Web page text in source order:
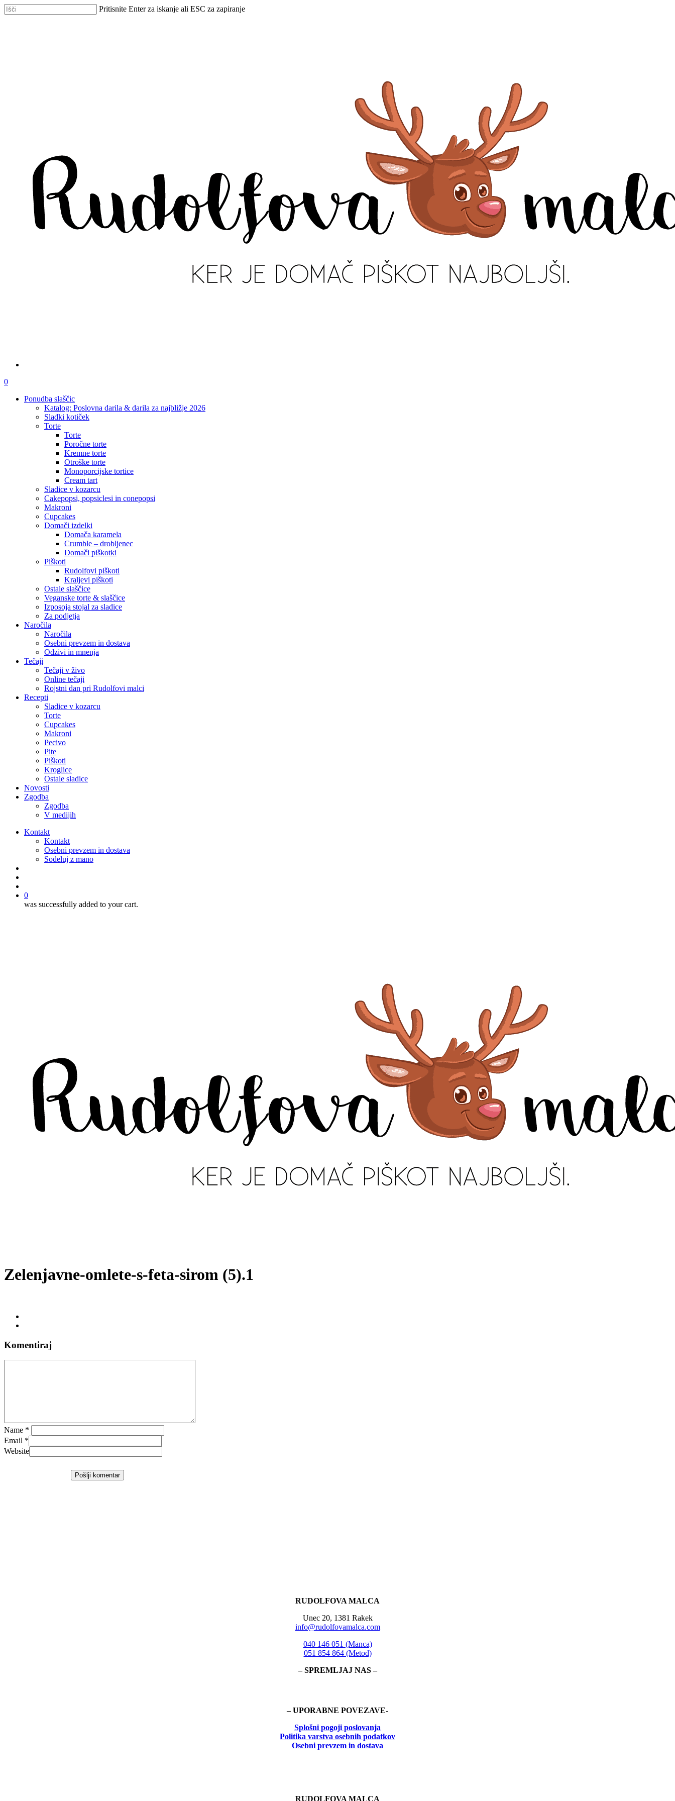
Skip
to
Pritisnite Enter za iskanje ali ESC za zapiranje
išči
account
0
Ponudba slaščic
Katalog: Poslovna darila & darila za najbližje 2026
Sladki kotiček
Torte
Torte
Poročne torte
Kremne torte
Otroške torte
Monoporcijske tortice
Cream tart
Sladice v kozarcu
Cakepopsi, popsiclesi in conepopsi
Makroni
Cupcakes
Domači izdelki
Domača karamela
Crumble – drobljenec
Domači piškotki
Piškoti
Rudolfovi piškoti
Kraljevi piškoti
Ostale slaščice
Veganske torte & slaščice
Izposoja stojal za sladice
Za podjetja
Naročila
Naročila
Osebni prevzem in dostava
Odzivi in mnenja
Tečaji
Tečaji v živo
Online tečaji
Rojstni dan pri Rudolfovi malci
Recepti
Sladice v kozarcu
Torte
Cupcakes
Makroni
Pecivo
Pite
Piškoti
Kroglice
Ostale sladice
Novosti
Zgodba
Zgodba
V medijih
Kontakt
Kontakt
Osebni prevzem in dostava
Sodeluj z mano
0
was successfully added to your cart.
Zelenjavne-omlete-s-feta-sirom (5).1
Komentiraj
Name *
Email *
Website
RUDOLFOVA MALCA
Unec 20, 1381 Rakek
info@rudolfovamalca.com
040 146 051 (Manca)
051 854 864 (Metod)
– SPREMLJAJ NAS –
– UPORABNE POVEZAVE-
Splošni pogoji poslovanja
Politika varstva osebnih podatkov
Osebni prevzem in dostava
RUDOLFOVA MALCA